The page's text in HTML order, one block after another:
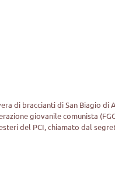
di braccianti di San Biagio
giovanile comunista
del PCI, chiamato dal